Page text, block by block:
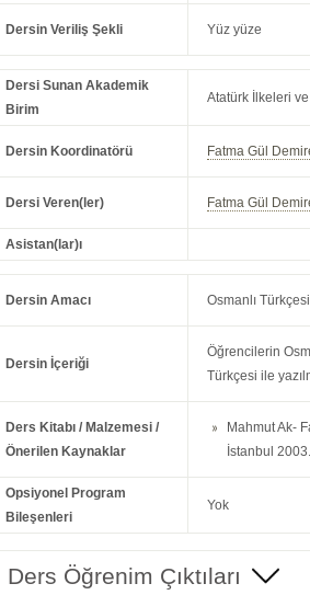
Dersin Veriliş Şekli Yüz yüze
Dersi Sunan Akademik
Birim
Atatürk İlkeleri
Dersin Koordinatörü Fatma Gül
Dersi Veren(ler) Fatma Gül
Asistan(lar)ı
Dersin Amacı Osmanlı
Dersin İçeriği
Öğrencilerin
Türkçesi ile
Ders Kitabı / Malzemesi /
Önerilen Kaynaklar
Mahmut Ak-
İstanbul 2003.
Opsiyonel Program
Bileşenleri
Yok
Ders Öğrenim Çıktıları